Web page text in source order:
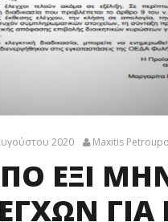
2020 Maxitis
ΕΞΙ